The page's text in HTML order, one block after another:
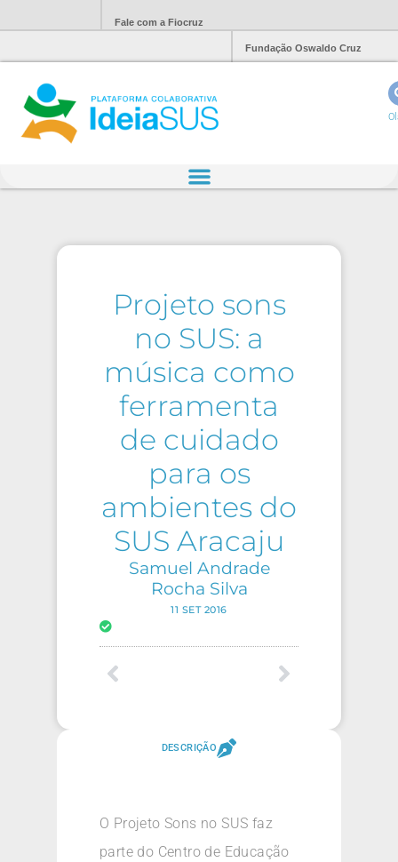
Fale com a Fiocruz
Fundação Oswaldo Cruz
Projeto sons
no SUS: a
música como
ferramenta
de cuidado
para os
ambientes do
SUS Aracaju
Samuel Andrade
Rocha Silva
11 SET 2016
DESCRIÇÃO
O Projeto Sons no SUS faz
parte do Centro de Educação